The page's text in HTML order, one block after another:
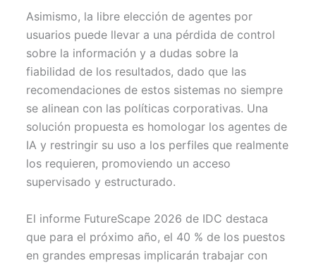
Asimismo, la libre elección de agentes por
usuarios puede llevar a una pérdida de control
sobre la información y a dudas sobre la
fiabilidad de los resultados, dado que las
recomendaciones de estos sistemas no siempre
se alinean con las políticas corporativas. Una
solución propuesta es homologar los agentes de
IA y restringir su uso a los perfiles que realmente
los requieren, promoviendo un acceso
supervisado y estructurado.
El informe FutureScape 2026 de IDC destaca
que para el próximo año, el 40 % de los puestos
en grandes empresas implicarán trabajar con